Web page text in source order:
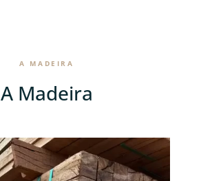
A MADEIRA
A Madeira